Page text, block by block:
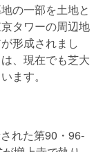
の一部を土地と
タワーの周辺地
形成されまし
、現在でも芝大
ます。
れた第90・96-